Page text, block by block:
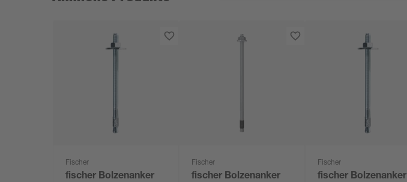
Fischer
fischer Bolzenanker
Fischer
fischer Bolzenanker
Fischer
fischer Bolzenanker